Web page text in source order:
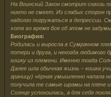
На Воинский Закон смотрит сквозь
никто не смеет. Из слабых сторон
надолго погружаться в депрессии.
хотя во время боя об этом не
Биография:
Родилась и выросла в Сумрачном
потери и друга, и некогда
кошку из племени. Именно тогда
Далее шла обычная жизнь – кошка
границу) чёрная умышленно напала
получила те самые шрамы на плече
Солнце успокоилась, а для себя